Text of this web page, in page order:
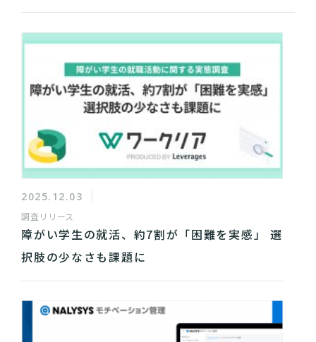
2025.12.03
調査リリース
障がい学生の就活、約7割が「困難を実感」 選
択肢の少なさも課題に